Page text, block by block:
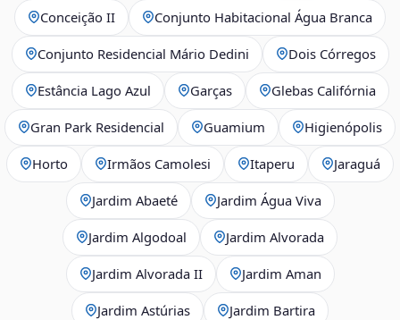
Conceição II Conjunto Habitacional Água Branca
Conjunto Residencial Mário Dedini Dois Córregos
Estância Lago Azul Garças Glebas Califórnia
Gran Park Residencial Guamium Higienópolis
Horto Irmãos Camolesi Itaperu Jaraguá
Jardim Abaeté Jardim Água Viva
Jardim Algodoal Jardim Alvorada
Jardim Alvorada II Jardim Aman
Jardim Astúrias Jardim Bartira